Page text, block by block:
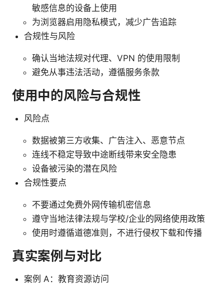
敏感信息的设备上使用
为浏览器启用隐私模式，减少广告追踪
合规性与风险
确认当地法规对代理、VPN 的使用限制
避免从事违法活动，遵循服务条款
使用中的风险与合规性
风险点
数据被第三方收集、广告注入、恶意节点
连线不稳定导致中途断线带来安全隐患
设备被污染的潜在风险
合规性要点
不要通过免费外网传输机密信息
遵守当地法律法规与学校/企业的网络使用政策
使用时遵循道德准则，不进行侵权下载和传播
真实案例与对比
案例 A：教育资源访问